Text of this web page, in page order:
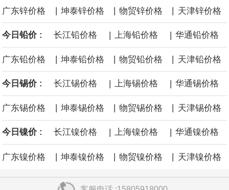
景的线索。StoneX高级分析师马特·辛普森表示，中东和平前景改善
海力士：龙仁工厂将生产高带宽内存（HBM）及其他下一代动态随
机存取存储器（DRAM）。
广东锌价格 | 坤泰锌价格 | 物贸锌价格 | 天津锌价格
今日铅价 : 长江铅价格 | 上海铅价格 | 华通铅价格
广东铅价格 坤泰铅价格 物贸铅价格 天津铅价格
今日锡价 : 长江锡价格 | 上海锡价格 | 华通锡价格
广东锡价格 坤泰锡价格 物贸锡价格 天津锡价格
今日镍价 : 长江镍价格 | 上海镍价格 | 华通镍价格
广东镍价格 | 坤泰镍价格 | 物贸镍价格 | 天津镍价格